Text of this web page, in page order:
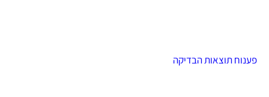
פענוח תוצאות הבדיקה